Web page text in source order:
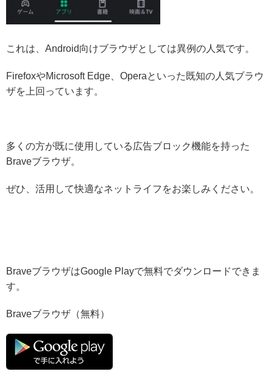
これは、Android向けブラウザとしては異例の人気です。
FirefoxやMicrosoft Edge、Operaといった既知の人気ブラウ
ザを上回っています。
多くの方が既に使用している広告ブロック機能を持った
Braveブラウザ。
ぜひ、活用して快適なネットライフをお楽しみください。
BraveブラウザはGoogle Playで無料でダウンロードできま
す。
Braveブラウザ（無料）